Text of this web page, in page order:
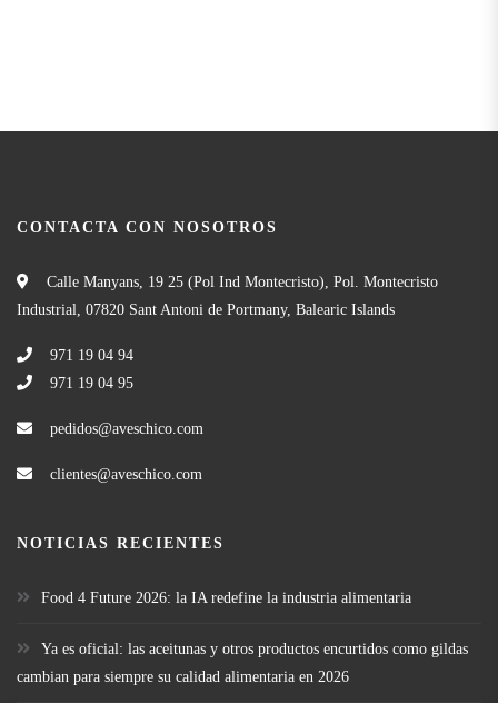
CONTACTA CON NOSOTROS
Calle Manyans, 19 25 (Pol Ind Montecristo), Pol. Montecristo
Industrial, 07820 Sant Antoni de Portmany, Balearic Islands
971 19 04 94
971 19 04 95
pedidos@aveschico.com
clientes@aveschico.com
NOTICIAS RECIENTES
Food 4 Future 2026: la IA redefine la industria alimentaria
Ya es oficial: las aceitunas y otros productos encurtidos como gildas
cambian para siempre su calidad alimentaria en 2026